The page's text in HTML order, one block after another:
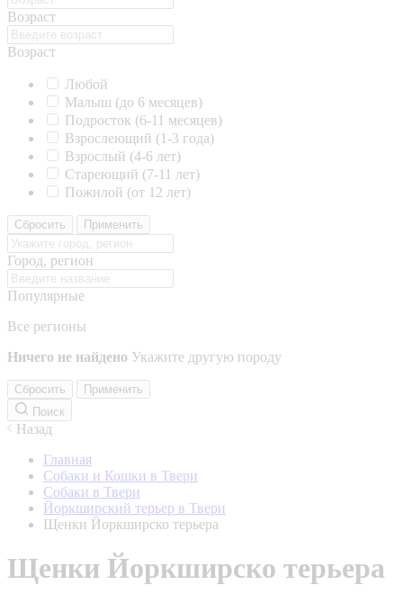
Возраст
Возраст
Любой
Малыш (до 6 месяцев)
Подросток (6-11 месяцев)
Взрослеющий (1-3 года)
Взрослый (4-6 лет)
Стареющий (7-11 лет)
Пожилой (от 12 лет)
Сбросить Применить
Город, регион
Популярные
Все регионы
Ничего не найдено Укажите другую породу
Сбросить
Применить
Поиск
Назад
Главная
Собаки и Кошки в Твери
Собаки в Твери
Йоркширский терьер в Твери
Щенки Йоркширско терьера
Щенки Йоркширско терьера